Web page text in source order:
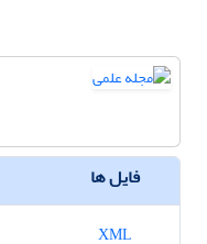
فایل ها